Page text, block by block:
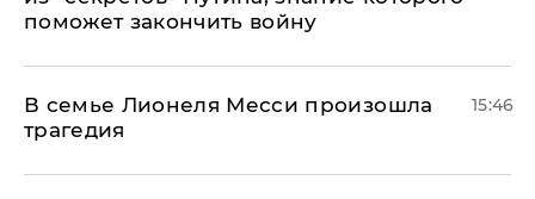
поможет закончить войну
В семье Лионеля Месси произошла
трагедия
15:46